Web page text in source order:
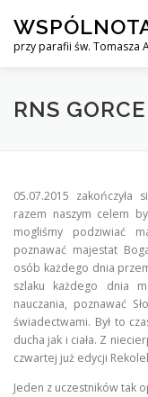
treściprzy parafii św. Tomasza
O NAS
RNS
05.07.2015
razem naszym celem
mogliśmy podziwiać
poznawać majestat
osób każdego dnia
szlaku każdego dnia
nauczania, poznawać
świadectwami. Był to
ducha jak i ciała. Z
czwartej już edycji
Jeden z uczestników tak